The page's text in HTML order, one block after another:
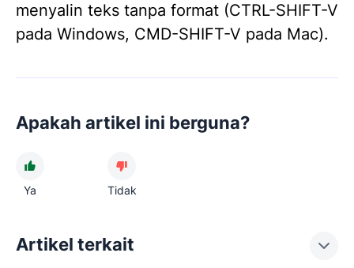
menyalin teks tanpa format (CTRL-SHIFT-V
pada Windows, CMD-SHIFT-V pada Mac).
Apakah artikel ini berguna?
Ya Tidak
Artikel terkait